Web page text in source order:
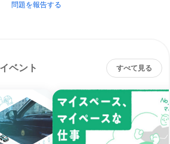
問題を報告する
ベント すべて見る